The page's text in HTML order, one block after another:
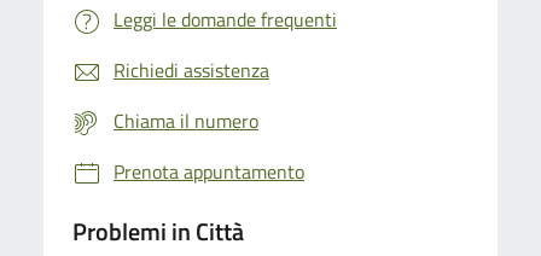
Leggi le domande frequenti
Richiedi assistenza
Chiama il numero
Prenota appuntamento
Problemi in Città